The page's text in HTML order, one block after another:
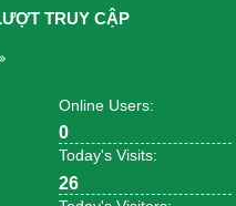
TRUY CẬP
Online Users:
0
Today's Visits:
26